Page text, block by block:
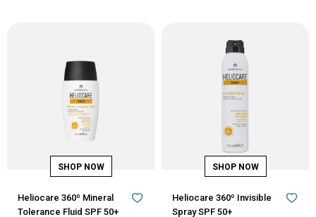
Heliocare 360º Mineral
Tolerance Fluid SPF 50+
Heliocare 360º Invisible
Spray SPF 50+